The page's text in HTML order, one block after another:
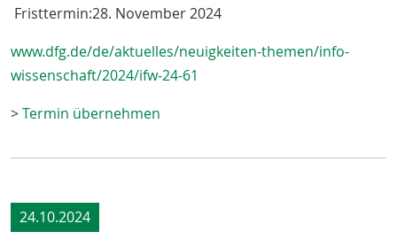
Fristtermin:28. November 2024
www.dfg.de/de/aktuelles/neuigkeiten-themen/info-
wissenschaft/2024/ifw-24-61
>Termin übernehmen
24.10.2024